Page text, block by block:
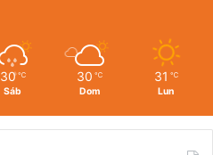
30 ℃
Sáb
30 ℃
Dom
31 ℃
Lun